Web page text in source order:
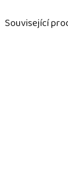
Související